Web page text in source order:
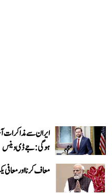
ایران سے مذاکرات
ہوگی: جے ڈی وینس
معاف کرنا اور معافی